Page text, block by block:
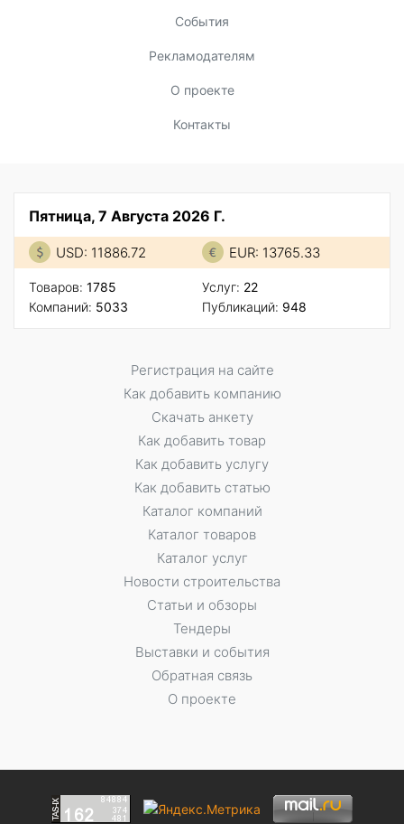
События
Рекламодателям
О проекте
Контакты
Пятница, 7 Августа 2026 Г.
USD: 11886.72 EUR: 13765.33
Товаров: 1785
Компаний: 5033
Услуг: 22
Публикаций: 948
Регистрация на сайте
Как добавить компанию
Скачать анкету
Как добавить товар
Как добавить услугу
Как добавить статью
Каталог компаний
Каталог товаров
Каталог услуг
Новости строительства
Статьи и обзоры
Тендеры
Выставки и события
Обратная связь
О проекте